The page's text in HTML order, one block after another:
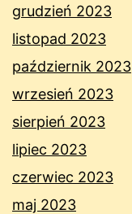
grudzień 2023
listopad 2023
październik 2023
wrzesień 2023
sierpień 2023
lipiec 2023
czerwiec 2023
maj 2023